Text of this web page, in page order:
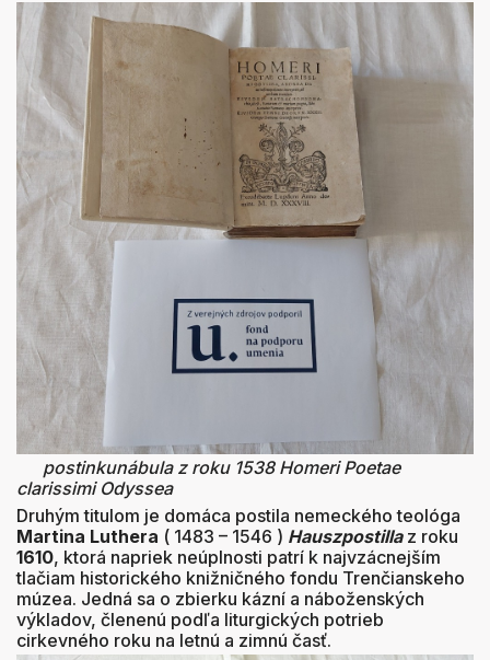
postinkunábula z roku 1538 Homeri Poetae
clarissimi Odyssea
Druhým titulom je domáca postila nemeckého teológa
Martina Luthera ( 1483 – 1546 ) Hauszpostillaz roku
1610, ktorá napriek neúplnosti patrí k najvzácnejším
tlačiam historického knižničného fondu Trenčianskeho
múzea. Jedná sa o zbierku kázní a náboženských
výkladov, členenú podľa liturgických potrieb
cirkevného roku na letnú a zimnú časť.